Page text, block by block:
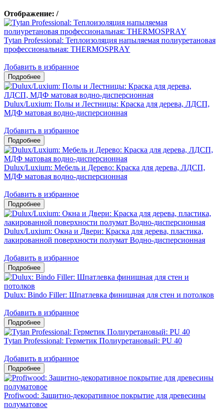
Отображение: /
Tytan Professional: Теплоизоляция напыляемая полиуретановая
профессиональная: THERMOSPRAY
Добавить в избранное
Dulux/Luxium: Полы и Лестницы: Краска для дерева, ЛДСП,
МДФ матовая водно-дисперсионная
Добавить в избранное
Dulux/Luxium: Мебель и Дерево: Краска для дерева, ЛДСП,
МДФ матовая водно-дисперсионная
Добавить в избранное
Dulux/Luxium: Окна и Двери: Краска для дерева, пластика,
лакированной поверхности полумат Водно-дисперсионная
Добавить в избранное
Dulux: Bindo Filler: Шпатлевка финишная для стен и потолков
Добавить в избранное
Tytan Professional: Герметик Полиуретановый: PU 40
Добавить в избранное
Profiwood: Защитно-декоративное покрытие для древесины
полуматовое